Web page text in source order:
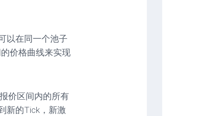
以在同一个池子
价格曲线来实现
价区间内的所有
新的Tick，新激